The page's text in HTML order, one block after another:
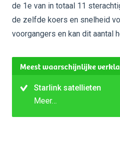
de 1e van in totaal 11
de zelfde koers en snelheid
voorgangers en kan dit aantal
Meest waarschijnlijke
Starlink satellieten
Meer…